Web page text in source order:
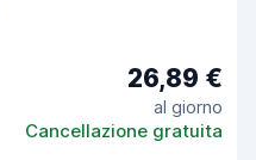
26,89 €
al giorno
Cancellazione gratuita